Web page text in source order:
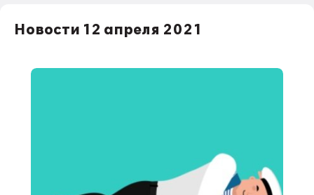
Новости 12 апреля 2021